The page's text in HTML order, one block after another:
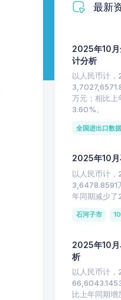
最新
2025年10月
计分析
以人民币计
万元；相比上
3.60%。
全国进出口数据
2025年10月
以人民币计
3,6478.8591
年同期减少
石河子市
2025年10月
析
以人民币计
比上年同期